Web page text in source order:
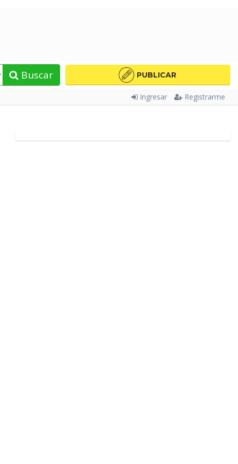
Buscar PUBLICAR
Ingresar Registrarme